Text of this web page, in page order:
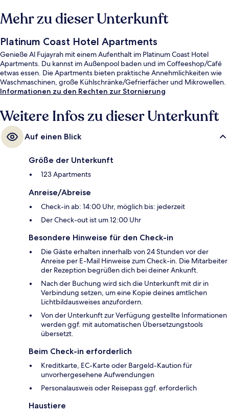
Mehr zu dieser Unterkunft
Platinum Coast Hotel Apartments
Genieße Al Fujayrah mit einem Aufenthalt im Platinum Coast Hotel
Apartments. Du kannst im Außenpool baden und im Coffeeshop/Café
etwas essen. Die Apartments bieten praktische Annehmlichkeiten wie
Waschmaschinen, große Kühlschränke/Gefrierfächer und Mikrowellen.
Informationen zu den Rechten zur Stornierung
Weitere Infos zu dieser Unterkunft
Auf einen Blick
Größe der Unterkunft
123 Apartments
Anreise/Abreise
Check-in ab: 14:00 Uhr, möglich bis: jederzeit
Der Check-out ist um 12:00 Uhr
Besondere Hinweise für den Check-in
Die Gäste erhalten innerhalb von 24 Stunden vor der
Anreise per E-Mail Hinweise zum Check-in. Die Mitarbeiter
der Rezeption begrüßen dich bei deiner Ankunft.
Nach der Buchung wird sich die Unterkunft mit dir in
Verbindung setzen, um eine Kopie deines amtlichen
Lichtbildausweises anzufordern.
Von der Unterkunft zur Verfügung gestellte Informationen
werden ggf. mit automatischen Übersetzungstools
übersetzt.
Beim Check-in erforderlich
Kreditkarte, EC-Karte oder Bargeld-Kaution für
unvorhergesehene Aufwendungen
Personalausweis oder Reisepass ggf. erforderlich
Haustiere